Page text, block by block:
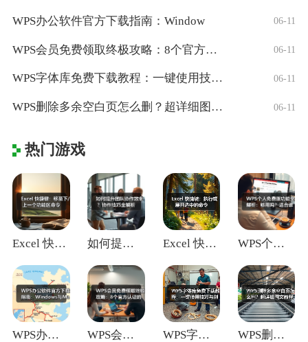
WPS办公软件官方下载指南：Window 06-11
WPS会员免费领取终极攻略：8个官方认证 06-11
WPS字体库免费下载教程：一键使用技巧与 06-11
WPS删除多余空白页怎么删？超详细图文教 06-11
热门游戏
Excel 快捷键：移至下/上一个功能区 如何提升团队协作效率？协作技巧全解析 Excel 快捷键：执行或展开选中的命令 WPS个人免费版功能全解析：够用吗？适合
WPS办公软件官方下载指南：Window WPS会员免费领取终极攻略：8个官方认证 WPS字体库免费下载教程：一键使用技巧与 WPS删除多余空白页怎么删？超详细图文教